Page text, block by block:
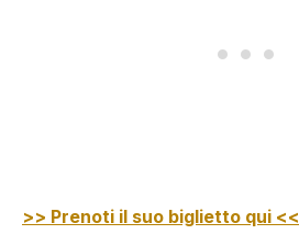
>> Prenoti il suo biglietto qui <<